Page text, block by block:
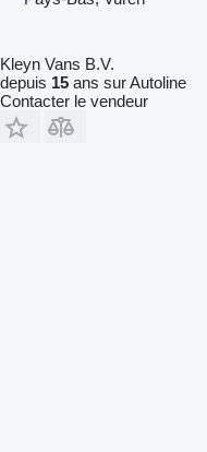
Kleyn Vans B.V.
depuis 15 ans sur Autoline
Contacter le vendeur